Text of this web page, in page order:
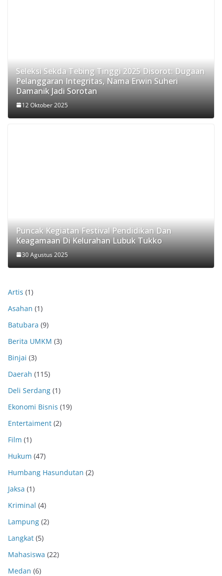
Seleksi Sekda Tebing Tinggi 2025 Disorot: Dugaan
Pelanggaran Integritas, Nama Erwin Suheri
Damanik Jadi Sorotan
12 Oktober 2025
Puncak Kegiatan Festival Pendidikan Dan
Keagamaan Di Kelurahan Lubuk Tukko
30 Agustus 2025
Artis (1)
Asahan (1)
Batubara (9)
Berita UMKM (3)
Binjai (3)
Daerah (115)
Deli Serdang (1)
Ekonomi Bisnis (19)
Entertaiment (2)
Film (1)
Hukum (47)
Humbang Hasundutan (2)
Jaksa (1)
Kriminal (4)
Lampung (2)
Langkat (5)
Mahasiswa (22)
Medan (6)